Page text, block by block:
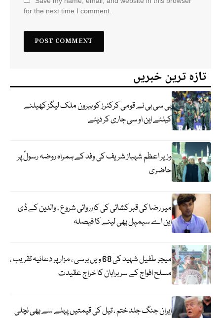
for the next time I comment.
تازہ ترین خبریں
پی سی بی نے قومی کرکٹرز کو بیرون ملک لیگز کھیلنے
کیلئے این او سی جاری کر دیئے
وزیر اعظم شہباز شریف کی وفد کے ہمراہ روضہ رسولؐ پر
حاضری
میر رضا کی قبر کشائی کی کارروائی شروع ، والدین کے ڈی
این اے سیمپل بھی لینے کا فیصلہ
میجر طفیل شہید کی 68 ویں برسی ، مزار پر دعائیہ تقریب ،
مسلح افواج کے سربراہان کا خراج عقیدت
ایران جنگ جلد ختم ، تیل کی قیمتیں پہلے سے بھی نچلی